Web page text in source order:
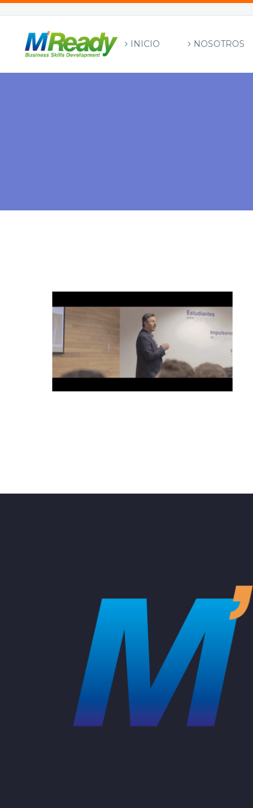
INICIO NOSOTROS